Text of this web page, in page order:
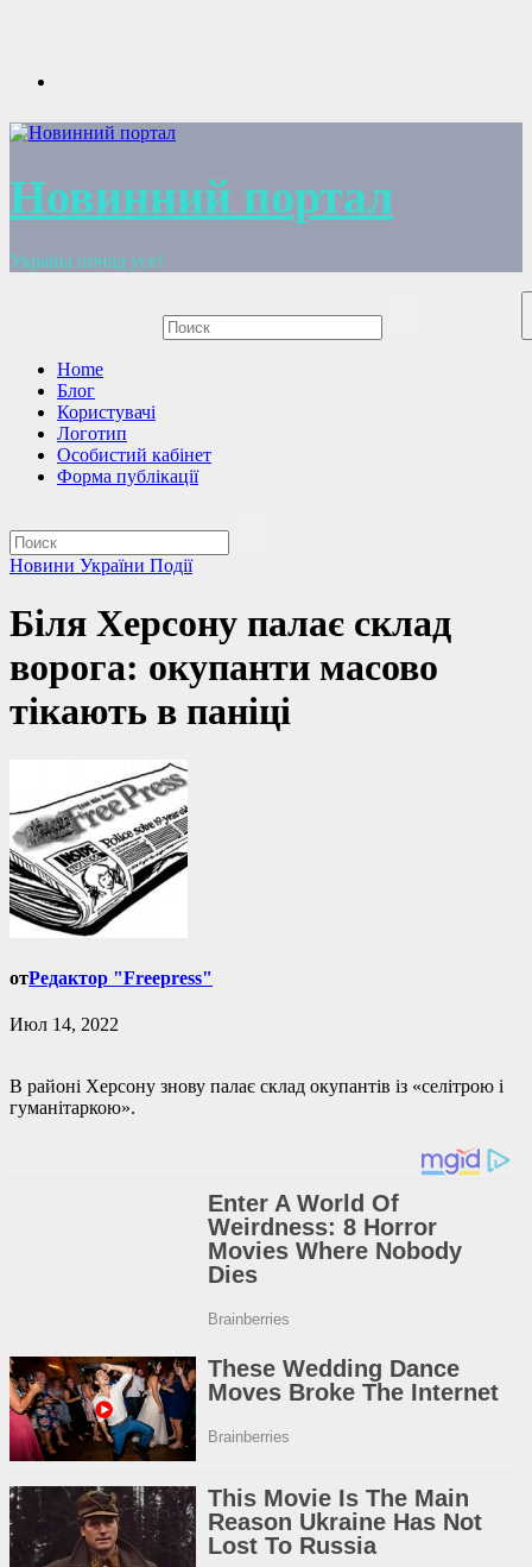
Новинний портал
Україна понад усе!
Home
Блог
Користувачі
Логотип
Особистий кабінет
Форма публікації
Новини України Події
Біля Херсону палає склад
ворога: окупанти масово
тікають в паніці
отРедактор "Freepress"
Июл 14, 2022
В районі Херсону знову палає склад окупантів із «селітрою і
гуманітаркою».